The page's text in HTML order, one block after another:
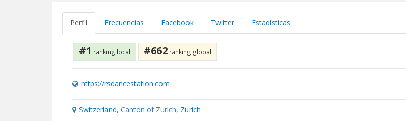
Perfil Frecuencias Facebook Twitter Estadísticas
#1 ranking local #662 ranking global
https://rsdancestation.com
Switzerland, Canton of Zurich, Zurich